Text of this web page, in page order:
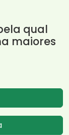
qual
maiores